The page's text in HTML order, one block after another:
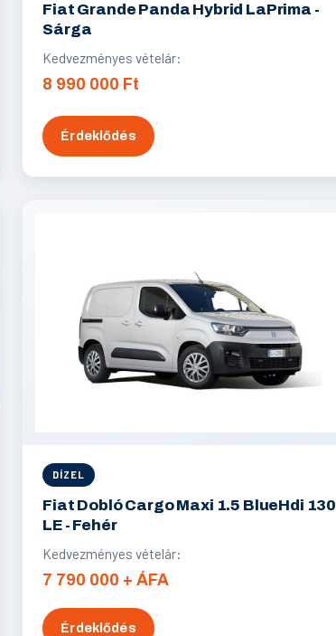
Fiat Grande Panda Hybrid LaPrima -
Sárga
Kedvezményes vételár:
8 990 000 Ft
Érdeklődés
DÍZEL
Fiat Dobló Cargo Maxi 1.5 BlueHdi 130
LE - Fehér
Kedvezményes vételár:
7 790 000 + ÁFA
Érdeklődés